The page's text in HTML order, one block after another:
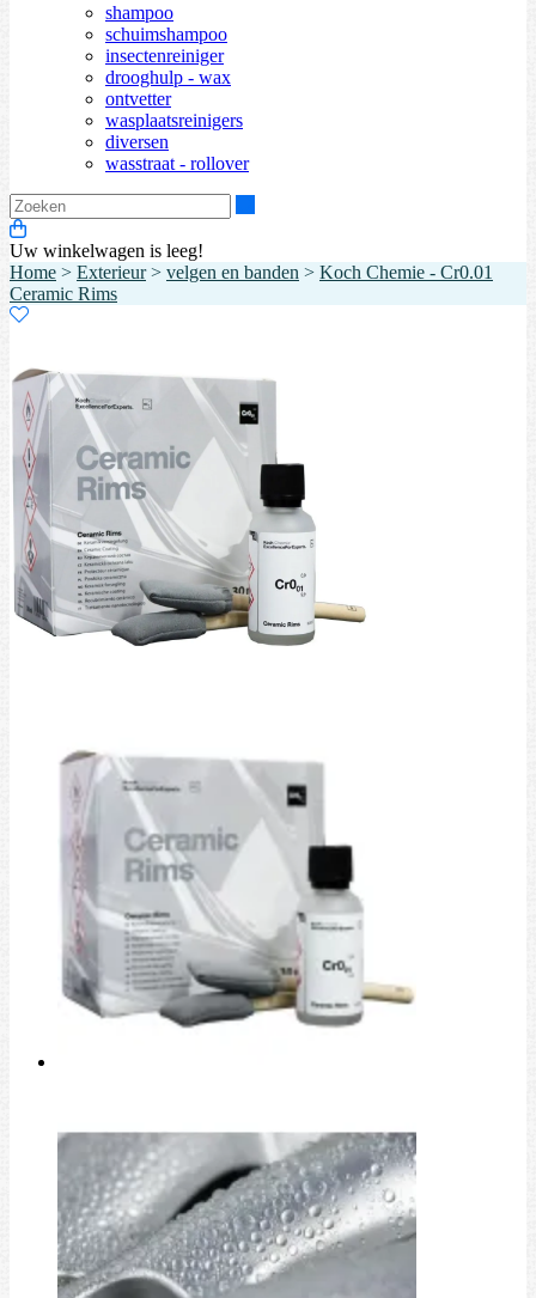
shampoo
schuimshampoo
insectenreiniger
drooghulp - wax
ontvetter
wasplaatsreinigers
diversen
wasstraat - rollover
Uw winkelwagen is leeg!
Home > Exterieur> velgen en banden > Koch Chemie - Cr0.01
Ceramic Rims